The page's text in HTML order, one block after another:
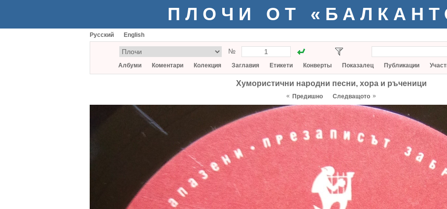
ПЛОЧИ ОТ
Русский English
№
Албуми Коментари Колекция Заглавия Етикети Конверты Показалец Публикации
Хумористични народни песни, хора и ръченици
« Предишно Следващото »